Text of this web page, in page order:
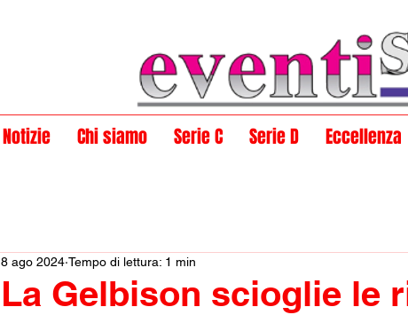
Notizie Chi siamo Serie C Serie D Eccellenza
La Gelbison scioglie le
8 ago 2024 Tempo di lettura: 1 min